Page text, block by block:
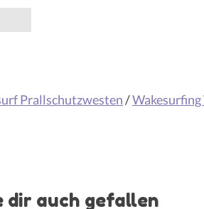
Prallschutzwesten/Wakesurfing
dir auch gefallen